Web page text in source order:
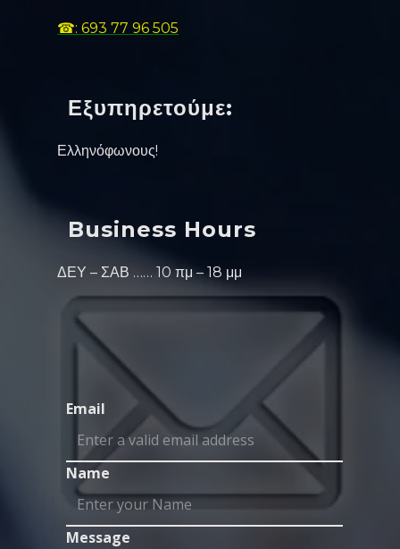
☎: 693 77 96 505
Εξυπηρετούμε:
Ελληνόφωνους!
Business Hours
ΔΕΥ – ΣΑΒ …… 10 πμ – 18 μμ
Email
Name
Message